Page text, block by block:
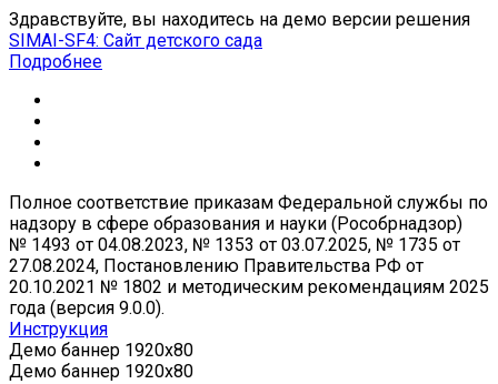
Здравствуйте, вы находитесь на демо версии решения
SIMAI-SF4: Сайт детского сада
Подробнее
Полное соответствие приказам Федеральной службы по
надзору в сфере образования и науки (Рособрнадзор)
№ 1493 от 04.08.2023, № 1353 от 03.07.2025, № 1735 от
27.08.2024, Постановлению Правительства РФ от
20.10.2021 № 1802 и методическим рекомендациям 2025
года (версия 9.0.0).
Инструкция
Демо баннер 1920x80
Демо баннер 1920x80